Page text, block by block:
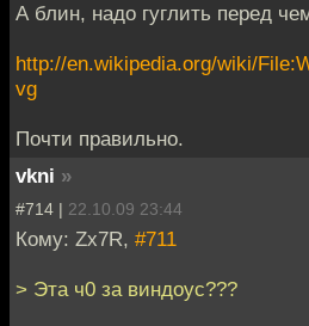
А блин, надо гуглить перед
http://en.wikipedia.org/wiki/
vg
Почти правильно.
vkni »
#714 | 22.10.09 23:44
Кому: Zx7R, #711
> Эта ч0 за виндоус???